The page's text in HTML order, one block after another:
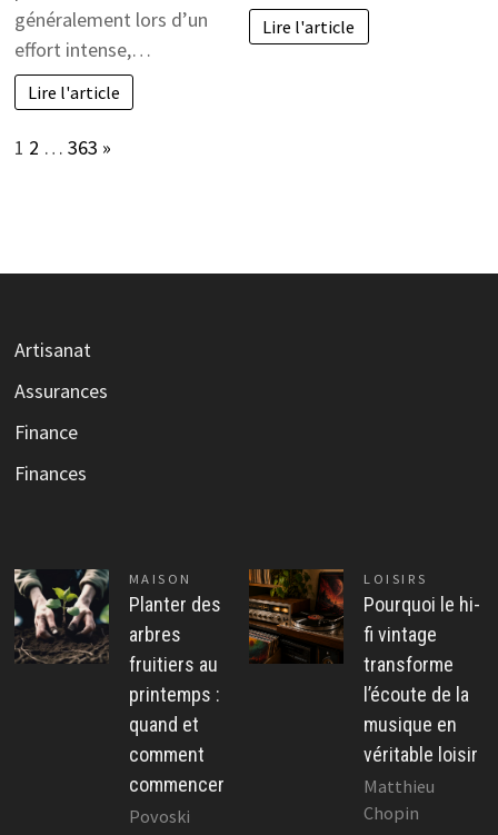
généralement lors d’un
effort intense,…
Lire l'article
Lire l'article
Page:
1 2 … 363 Next
»
Artisanat
Assurances
Finance
Finances
MAISON
Planter des
arbres
fruitiers au
printemps :
quand et
comment
commencer
Povoski
LOISIRS
Pourquoi le hi-
fi vintage
transforme
l’écoute de la
musique en
véritable loisir
Matthieu
Chopin